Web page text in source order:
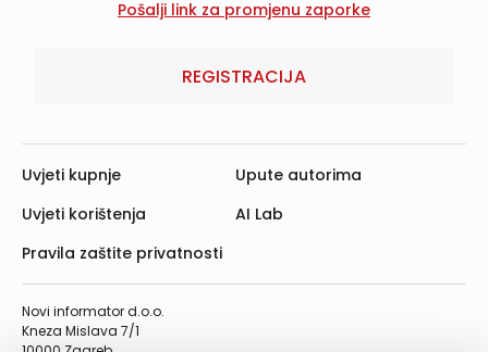
REGISTRACIJA
Novi informator d.o.o.
Kneza Mislava 7/1
Uvjeti kupnje
Uvjeti korištenja
Pravila zaštite privatnosti
Upute autorima
AI Lab